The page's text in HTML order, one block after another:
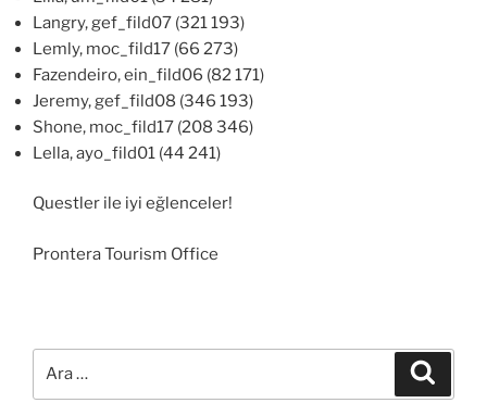
Langry, gef_fild07 (321 193)
Lemly, moc_fild17 (66 273)
Fazendeiro, ein_fild06 (82 171)
Jeremy, gef_fild08 (346 193)
Shone, moc_fild17 (208 346)
Lella, ayo_fild01 (44 241)
Questler ile iyi eğlenceler!
Prontera Tourism Office